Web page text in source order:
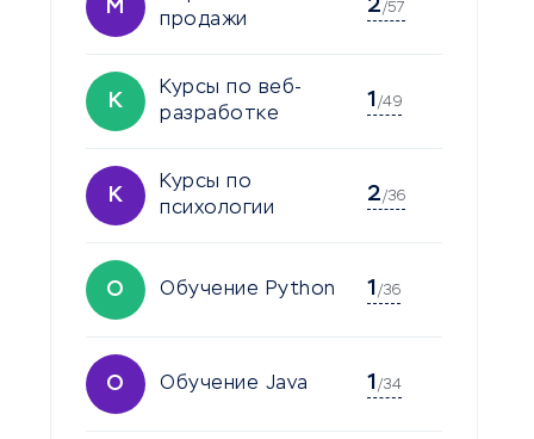
М
продажи
2/57
К
Курсы по веб-
разработке
1 /49
К
Курсы по
психологии
2/36
О Обучение Python 1 /36
О Обучение Java 1 /34